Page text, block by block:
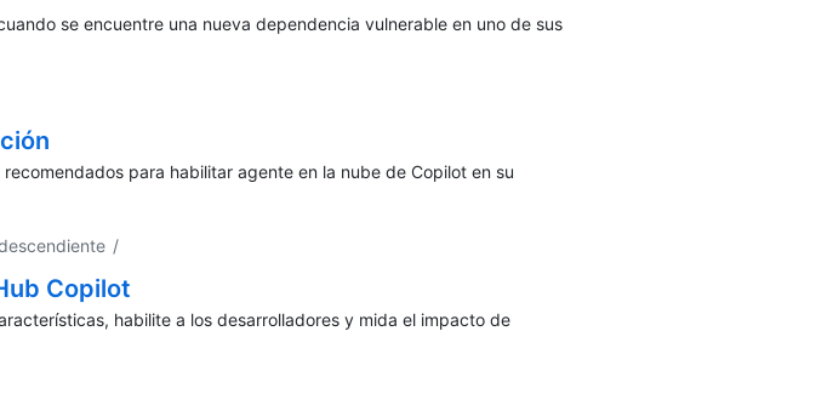
se encuentre una nueva dependencia vulnerable en uno de sus
para habilitar agente en la nube de Copilot en su
/
Copilot
habilite a los desarrolladores y mida el impacto de